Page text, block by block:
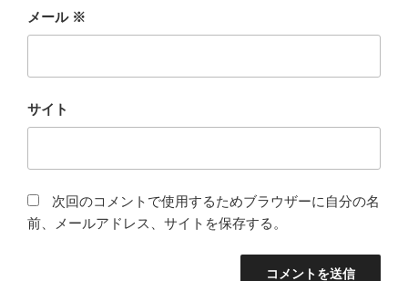
メール ※
サイト
次回のコメントで使用するためブラウザーに自分の名
前、メールアドレス、サイトを保存する。